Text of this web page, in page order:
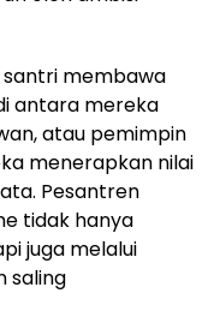
membawa
antara mereka
atau pemimpin
menerapkan nilai
Pesantren
tidak hanya
juga melalui
saling